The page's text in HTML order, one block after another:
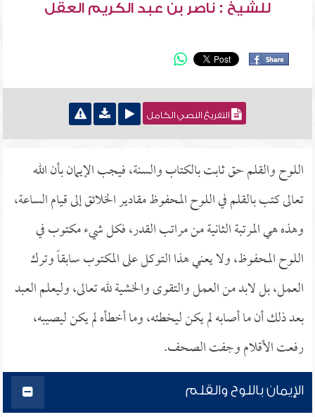
للشيخ : ناصر بن عبد الكريم العقل
التفريغ النصي الكامل
اللوح والقلم حق ثابت بالكتاب والسنة، فيجب الإيمان بأن الله
تعالى كتب بالقلم في اللوح المحفوظ مقادير الخلائق إلى قيام الساعة،
وهذه هي المرتبة الثانية من مراتب القدر، فكل شيء مكتوب في
اللوح المحفوظ، ولا يعني هذا التوكل على المكتوب سابقاً وترك
العمل، بل لابد من العمل والتقوى والخشية لله تعالى، وليعلم العبد
بعد ذلك أن ما أصابه لم يكن ليخطئه، وما أخطأه لم يكن ليصيبه،
رفعت الأقلام وجفت الصحف.
الإيمان باللوح والقلم